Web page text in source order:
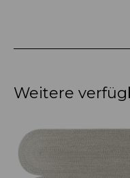
Weitere